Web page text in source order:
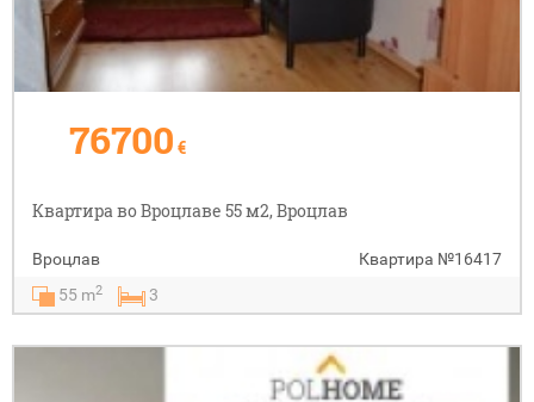
76700 €
Квартира во Вроцлаве 55 м2, Вроцлав
Вроцлав Квартира №16417
55 m2 3